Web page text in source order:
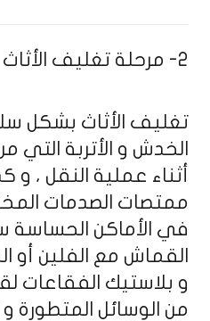
2- مرحلة تغليف الأثاث
تغليف الأثاث بشكل
الخدش و الأتربة التي
أثناء عملية النقل ،
ممتصات الصدمات
في الأماكن الحساسة
القماش مع الفلين أو
و بلاستيك الفقاعات
من الوسائل المتطورة